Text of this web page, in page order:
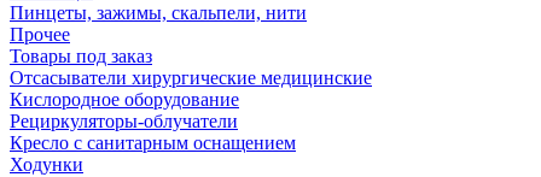
Пинцеты, зажимы, скальпели, нити
Прочее
Товары под заказ
Отсасыватели хирургические медицинские
Кислородное оборудование
Рециркуляторы-облучатели
Кресло с санитарным оснащением
Ходунки